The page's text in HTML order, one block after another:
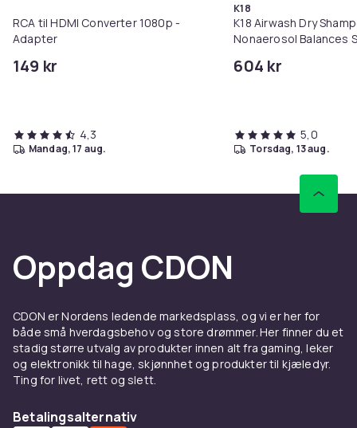
RCA til HDMI Converter 1080p -
Adapter
149 kr
4,3
mandag, 17 aug.
K18
K18 Airwash Dry
Nonaerosol Balances
604 kr
5,0
torsdag, 13 aug.
Oppdag CDON
CDON er Nordens ledende markedsplass, og vi er her for
både små hverdagsbehov og store drømmer. Her finner du et
stadig større utvalg av produkter innen alt fra gaming, leker
og elektronikk til hage, skjønnhet og produkter til kjæledyr.
Ting for livet, rett og slett.
Betalingsalternativ